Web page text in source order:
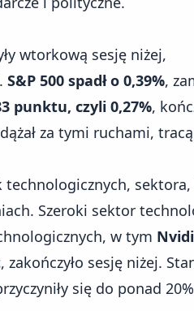
wtorkową sesję niżej,
S&P 500 spadł o 0,39%,
punktu, czyli 0,27%,
za tymi ruchami,
technologicznych,
Szeroki sektor
w tym
, zakończyło sesję niżej.
się do ponad 20%